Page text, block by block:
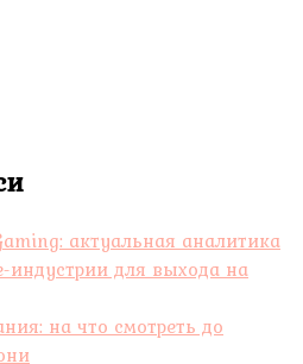
актуальная аналитика
индустрии для выхода на
на что смотреть до